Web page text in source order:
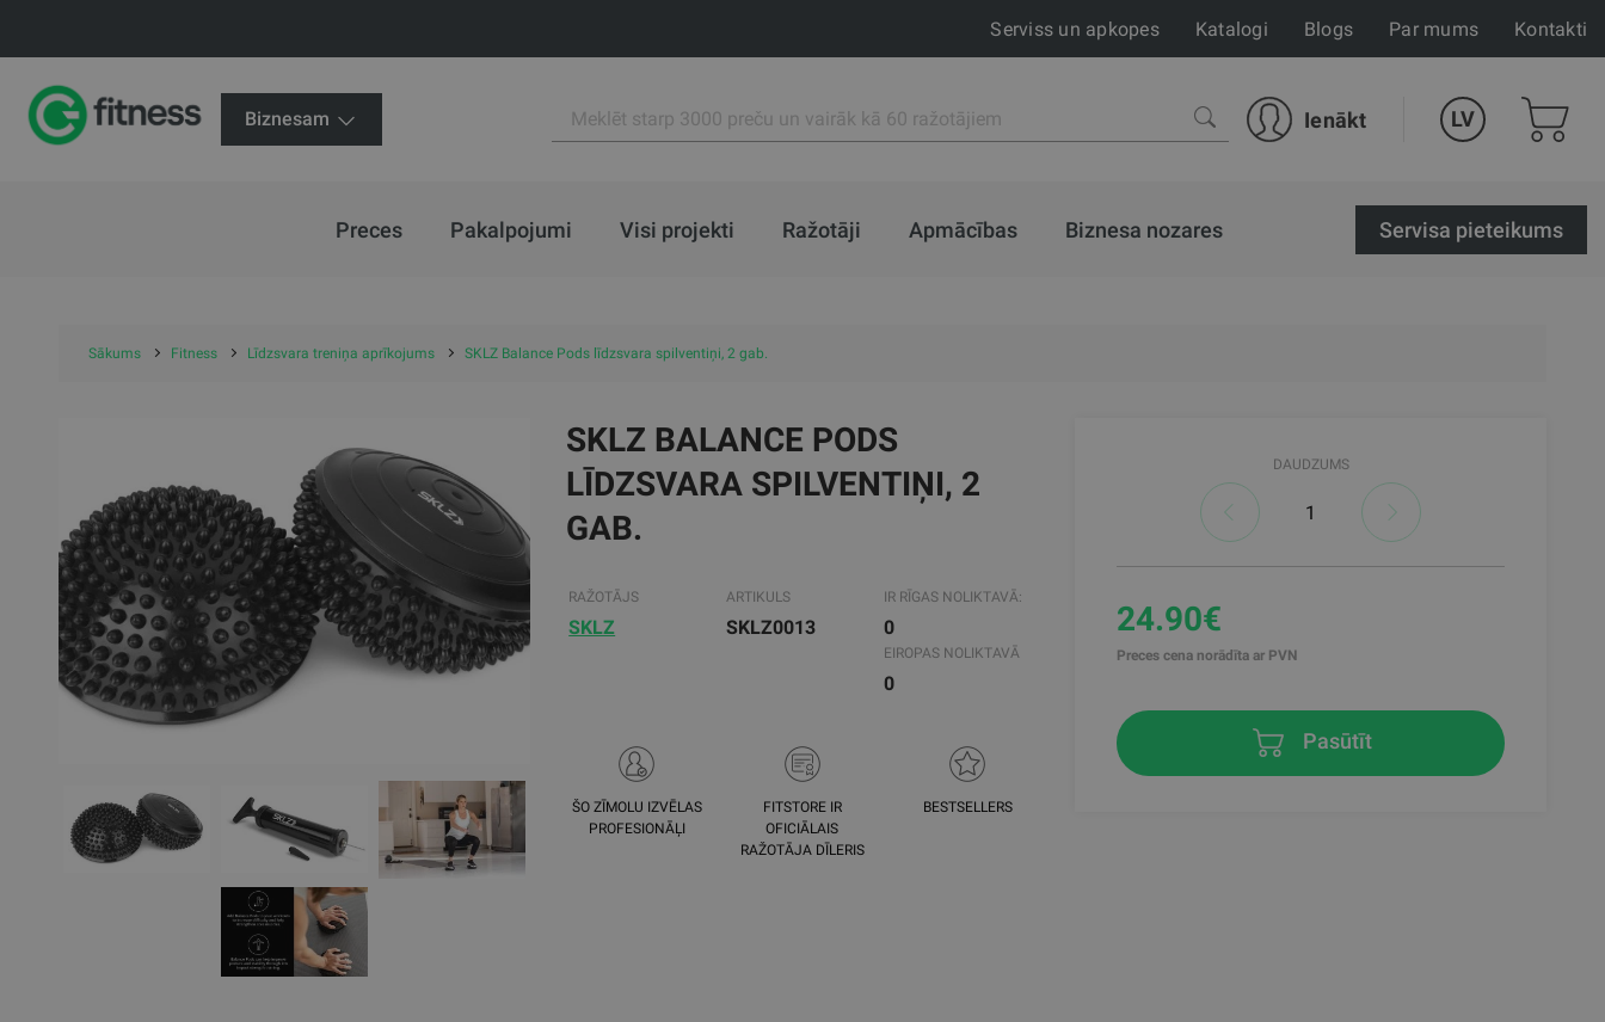
Serviss un apkopes Katalogi Blogs Par mums Kontakti
Biznesam Ienākt LV
Preces Pakalpojumi Visi projekti Ražotāji Apmācības Biznesa nozares Servisa pieteikums
Sākums Fitness Līdzsvara treniņa aprīkojums SKLZ Balance Pods līdzsvara spilventiņi, 2 gab.
SKLZ BALANCE PODS
LĪDZSVARA SPILVENTIŅI, 2
GAB.
RAŽOTĀJS
SKLZ
ARTIKULS
SKLZ0013
IR RĪGAS NOLIKTAVĀ:
0
EIROPAS NOLIKTAVĀ
0
ŠO ZĪMOLU IZVĒLAS
PROFESIONĀĻI
FITSTORE IR
OFICIĀLAIS
RAŽOTĀJA DĪLERIS
BESTSELLERS
DAUDZUMS
24.90€
Preces cena norādīta ar PVN
Pasūtīt